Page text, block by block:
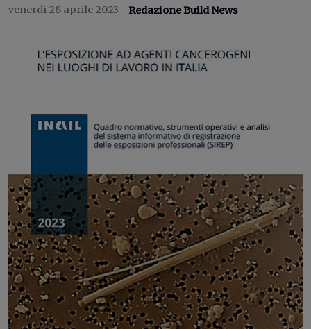
venerdì 28 aprile 2023 - Redazione Build News